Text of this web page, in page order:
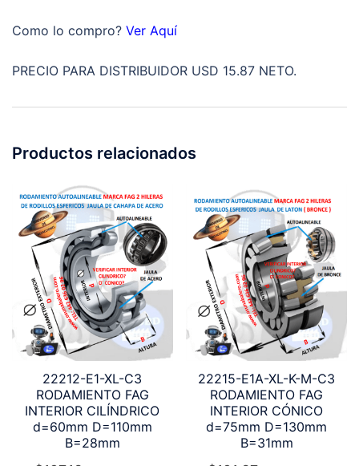
Como lo compro? Ver Aquí
PRECIO PARA DISTRIBUIDOR USD 15.87 NETO.
Productos relacionados
22212-E1-XL-C3
RODAMIENTO FAG
INTERIOR CILÍNDRICO
d=60mm D=110mm
B=28mm
22215-E1A-XL-K-M-C3
RODAMIENTO FAG
INTERIOR CÓNICO
d=75mm D=130mm
B=31mm